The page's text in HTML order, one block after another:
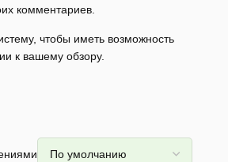
комментариев.
чтобы иметь возможность
к вашему обзору.